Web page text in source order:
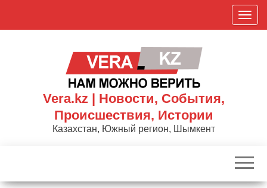
П
о
к
р
Vera.kz | Новости, События,
Происшествия, Истории
Казахстан, Южный регион, Шымкент